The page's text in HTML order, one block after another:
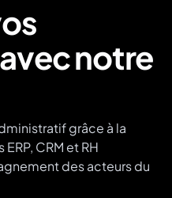
notre
grâce à la
CRM et RH
des acteurs du